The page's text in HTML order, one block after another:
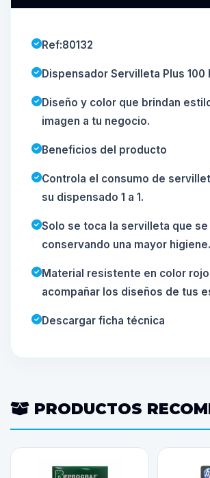
Ref:80132
Dispensador Servilleta Plus 100
Diseño y color que brindan
imagen a tu negocio.
Beneficios del producto
Controla el consumo de
su dispensado 1 a 1.
Solo se toca la servilleta que se
conservando una mayor higiene.
Material resistente en color
acompañar los diseños de tus
Descargar ficha técnica
PRODUCTOS